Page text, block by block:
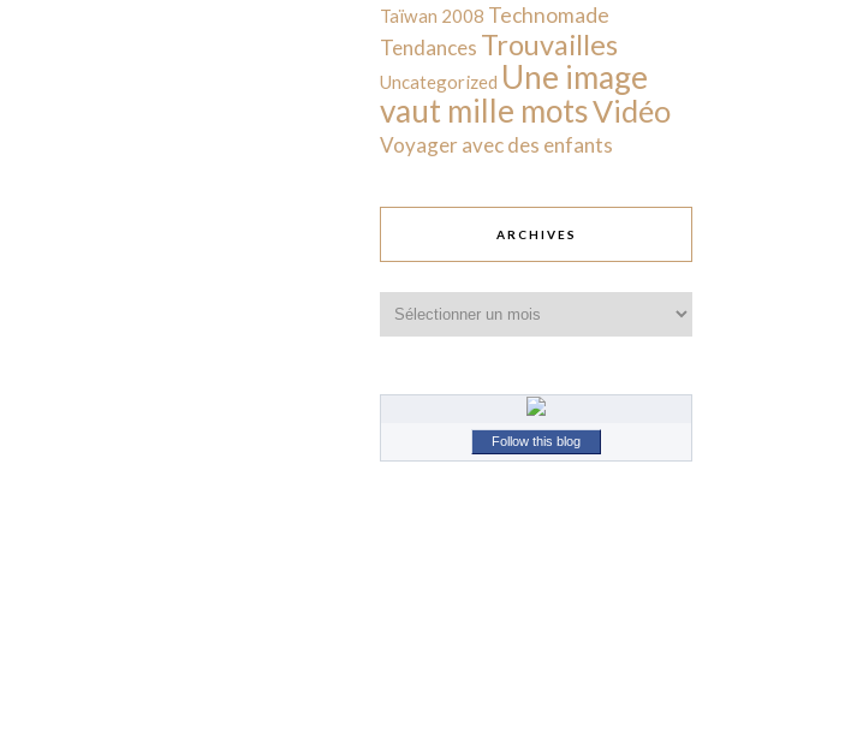
Taïwan 2008 Technomade
Tendances Trouvailles
Uncategorized Une image
vaut mille motsVidéo
Voyager avec des enfants
ARCHIVES
Follow this blog